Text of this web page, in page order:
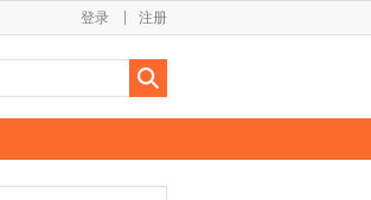
注册
登录